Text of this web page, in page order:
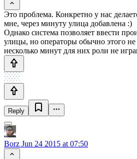
Это проблема. Конкретно у нас
мне, через минуту улица добавлена :)
Однако система позволяет ввести
улицы, но операторы обычно этого
несколько минут для них роли не
Reply
Borz Jun 24 2015 at 07:50